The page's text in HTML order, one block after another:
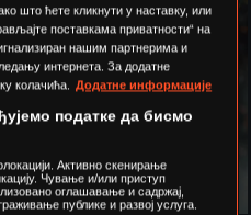
што ћете кликнути у наставку, или
поставкама приватности“ на
нашим партнерима и
интернета. За додатне
колачића. Додатне информације
податке да бисмо
Активно скенирање
Чување и/или приступ
оглашавање и садржај,
публике и развој услуга.